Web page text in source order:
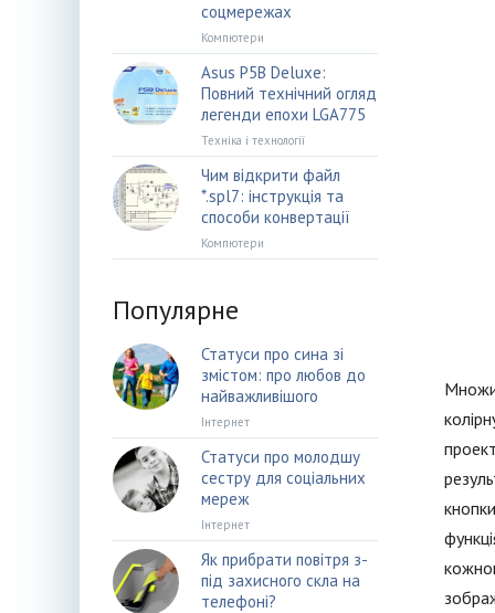
соцмережах
Компютери
Asus P5B Deluxe:
Повний технічний огляд
легенди епохи LGA775
Техніка і технології
Чим відкрити файл
*.spl7: інструкція та
способи конвертації
Компютери
Популярне
Статуси про сина зі
змістом: про любов до
найважливішого
Інтернет
Статуси про молодшу
сестру для соціальних
мереж
Інтернет
Як прибрати повітря з-
під захисного скла на
телефоні?